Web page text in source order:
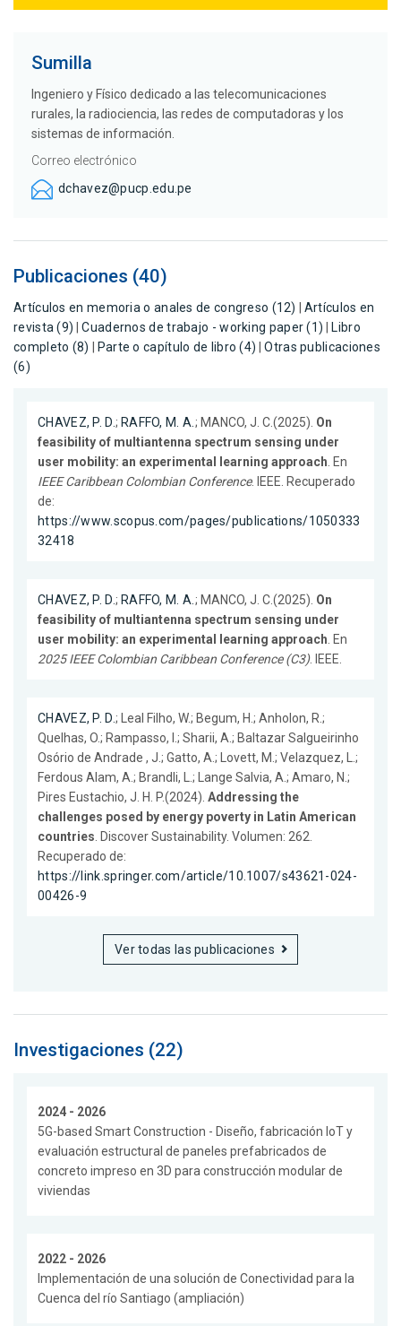
Sumilla
Ingeniero y Físico dedicado a las telecomunicaciones
rurales, la radiociencia, las redes de computadoras y los
sistemas de información.
Correo electrónico
dchavez@pucp.edu.pe
Publicaciones (40)
Artículos en memoria o anales de congreso (12)
Artículos en
revista (9) |Cuadernos de trabajo - working paper (1)
Libro
completo (8)
Parte o capítulo de libro (4) |Otras publicaciones
(6)
CHAVEZ, P. D. ; RAFFO, M. A. ; MANCO, J. C.(2025). On
feasibility of multiantenna spectrum sensing under
user mobility: an experimental learning approach . En
IEEE Caribbean Colombian Conference. IEEE. Recuperado
de:
https://www.scopus.com/pages/publications/1050333
32418
CHAVEZ, P. D. ; RAFFO, M. A. ; MANCO, J. C.(2025). On
feasibility of multiantenna spectrum sensing under
user mobility: an experimental learning approach . En
2025 IEEE Colombian Caribbean Conference (C3). IEEE.
CHAVEZ, P. D. ; Leal Filho, W.; Begum, H.; Anholon, R.;
Quelhas, O.; Rampasso, I.; Sharii, A.; Baltazar Salgueirinho
Osório de Andrade , J.; Gatto, A.; Lovett, M.; Velazquez, L.;
Ferdous Alam, A.; Brandli, L.; Lange Salvia, A.; Amaro, N.;
Pires Eustachio, J. H. P.(2024). Addressing the
challenges posed by energy poverty in Latin American
countries . Discover Sustainability. Volumen: 262.
Recuperado de:
https://link.springer.com/article/10.1007/s43621-024-
00426-9
Ver todas las publicaciones
Investigaciones (22)
2024 - 2026
5G-based Smart Construction - Diseño, fabricación IoT y
evaluación estructural de paneles prefabricados de
concreto impreso en 3D para construcción modular de
viviendas
2022 - 2026
Implementación de una solución de Conectividad para la
Cuenca del río Santiago (ampliación)